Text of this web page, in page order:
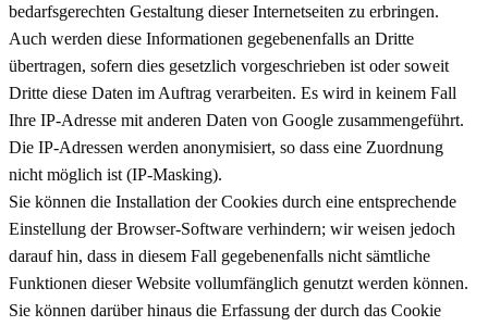
bedarfsgerechten Gestaltung dieser Internetseiten zu erbringen.
Auch werden diese Informationen gegebenenfalls an Dritte
übertragen, sofern dies gesetzlich vorgeschrieben ist oder soweit
Dritte diese Daten im Auftrag verarbeiten. Es wird in keinem Fall
Ihre IP-Adresse mit anderen Daten von Google zusammengeführt.
Die IP-Adressen werden anonymisiert, so dass eine Zuordnung
nicht möglich ist (IP-Masking).
Sie können die Installation der Cookies durch eine entsprechende
Einstellung der Browser-Software verhindern; wir weisen jedoch
darauf hin, dass in diesem Fall gegebenenfalls nicht sämtliche
Funktionen dieser Website vollumfänglich genutzt werden können.
Sie können darüber hinaus die Erfassung der durch das Cookie